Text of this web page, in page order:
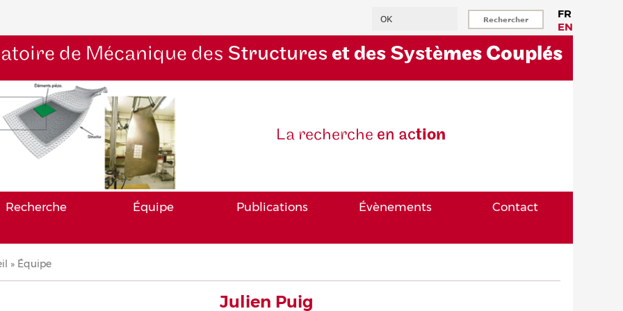
FR
EN
de Mécanique des Structures et des Systèmes Couplés
La recherche en action
Recherche Équipe Publications Évènements Contact
Équipe
Julien Puig